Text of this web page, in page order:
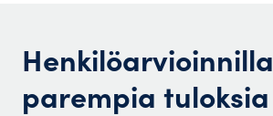
Henkilöarvioinnilla
parempia tuloksia